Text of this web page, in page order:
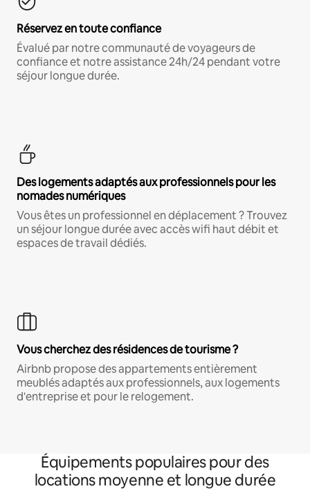
Réservez en toute confiance
Évalué par notre communauté de voyageurs de
confiance et notre assistance 24h/24 pendant votre
séjour longue durée.
Des logements adaptés aux professionnels pour les
nomades numériques
Vous êtes un professionnel en déplacement ? Trouvez
un séjour longue durée avec accès wifi haut débit et
espaces de travail dédiés.
Vous cherchez des résidences de tourisme ?
Airbnb propose des appartements entièrement
meublés adaptés aux professionnels, aux logements
d'entreprise et pour le relogement.
Équipements populaires pour des
locations moyenne et longue durée